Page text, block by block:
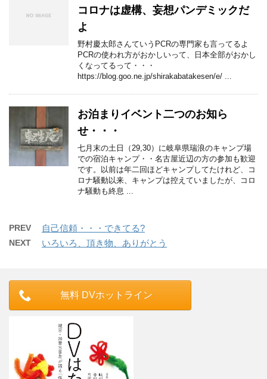
コロナは虚構、妄想パンデミックだ
よ
野村慶太郎さんていうPCRの専門家も言ってるよ
PCRの使われ方がおかしいって、日本全部がおかし
くなってるって・・・
https://blog.goo.ne.jp/shirakabatakesen/e/ ...
お泊まりイベント二つのお知ら
せ・・・
七月末の土日（29,30）に岐阜県瑞浪のキャンプ場
での宿泊キャンプ・・名古屋近辺の方の参加も歓迎
です。以前は年二回ほどキャンプしてたけれど、コ
ロナ騒動以来、キャンプは控えていましたが、コロ
ナ騒動も終息 ...
PREV 自己信頼・・・できてる?
NEXT いろいろ、頂き物、ありがとう
無料 DVホットライン